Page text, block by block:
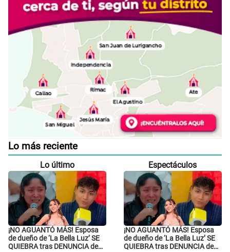
Lo más reciente
Lo último
¡NO AGUANTÓ MÁS! Esposa
de dueño de ‘La Bella Luz’ SE
QUIEBRA tras DENUNCIA de
Espectáculos
¡NO AGUANTÓ MÁS! Esposa
de dueño de ‘La Bella Luz’ SE
QUIEBRA tras DENUNCIA de